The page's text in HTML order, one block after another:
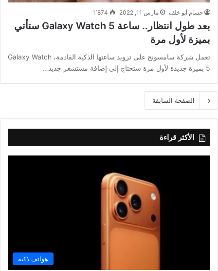
حسام أبو خلف مارس 11, 2022 1٬874
بعد طول انتظار.. ساعة Galaxy Watch 5 ستأتي
بميزة لأول مرة
تعمل شركة سامسونج على تزويد ساعتها الذكية القادمة، Galaxy Watch
5 بميزة جديدة لأول مرة ستحتاج إلى إضافة مستشعر جديد…
الصفحة السابقة
الأكثر قراءة
هواتف ذكية